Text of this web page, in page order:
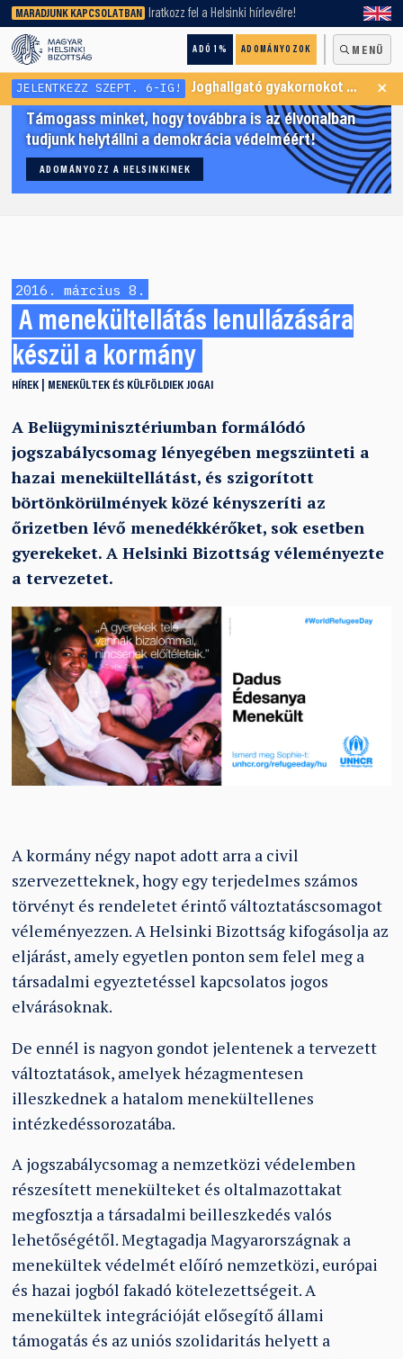
MARADJUNK KAPCSOLATBAN Iratkozz fel a Helsinki hírlevélre!
ADÓ 1% ADOMÁNYOZOK MENÜ
keresőnket!
JELENTKEZZ SZEPT. 6-IG! Joghallgató gyakornokot keresünk Menekültügyi Programunkba ×
Támogass minket, hogy továbbra is az élvonalban
tudjunk helytállni a demokrácia védelméért!
ADOMÁNYOZZ A HELSINKINEK
2016. március 8.
A menekültellátás lenullázására
készül a kormány
HÍREK MENEKÜLTEK ÉS KÜLFÖLDIEK JOGAI
A Belügyminisztériumban formálódó
jogszabálycsomag lényegében megszünteti a
hazai menekültellátást, és szigorított
börtönkörülmények közé kényszeríti az
őrizetben lévő menedékkérőket, sok esetben
gyerekeket. A Helsinki Bizottság véleményezte
a tervezetet.
A kormány négy napot adott arra a civil
szervezetteknek, hogy egy terjedelmes számos
törvényt és rendeletet érintő változtatáscsomagot
véleményezzen. A Helsinki Bizottság kifogásolja az
eljárást, amely egyetlen ponton sem felel meg a
társadalmi egyeztetéssel kapcsolatos jogos
elvárásoknak.
De ennél is nagyon gondot jelentenek a tervezett
változtatások, amelyek hézagmentesen
illeszkednek a hatalom menekültellenes
intézkedéssorozatába.
A jogszabálycsomag a nemzetközi védelemben
részesített menekülteket és oltalmazottakat
megfosztja a társadalmi beilleszkedés valós
lehetőségétől. Megtagadja Magyarországnak a
menekültek védelmét előíró nemzetközi, európai
és hazai jogból fakadó kötelezettségeit. A
menekültek integrációját elősegítő állami
támogatás és az uniós szolidaritás helyett a